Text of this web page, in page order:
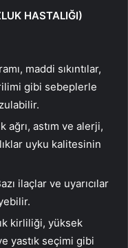
HASTALIĞI)
maddi sıkıntılar,
gibi sebeplerle
ağrı, astım ve alerji,
uyku kalitesinin
ilaçlar ve uyarıcılar
kirliliği, yüksek
yastık seçimi gibi